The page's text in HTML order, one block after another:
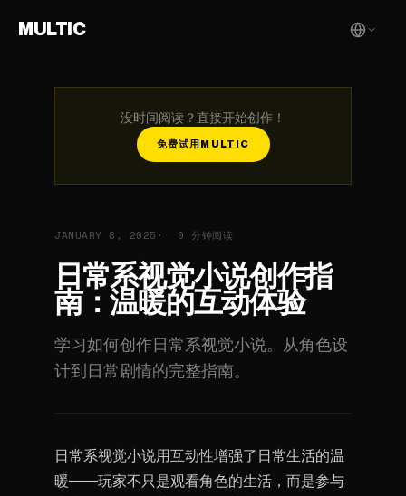
MULTIC
没时间阅读？直接开始创作！
免费试用MULTIC
JANUARY 8, 2025 9 分钟阅读
日常系视觉小说创作指
南：温暖的互动体验
学习如何创作日常系视觉小说。从角色设
计到日常剧情的完整指南。
日常系视觉小说用互动性增强了日常生活的温
暖——玩家不只是观看角色的生活，而是参与